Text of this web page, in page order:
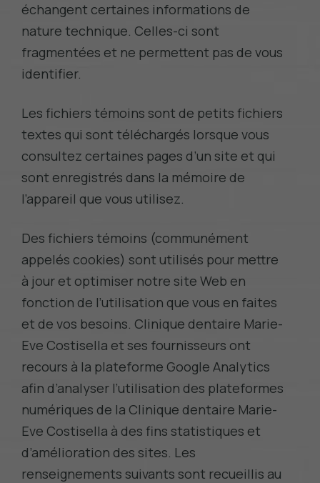
échangent certaines informations de
nature technique. Celles-ci sont
fragmentées et ne permettent pas de vous
identifier.
Les fichiers témoins sont de petits fichiers
textes qui sont téléchargés lorsque vous
consultez certaines pages d’un site et qui
sont enregistrés dans la mémoire de
l’appareil que vous utilisez.
Des fichiers témoins (communément
appelés cookies) sont utilisés pour mettre
à jour et optimiser notre site Web en
fonction de l’utilisation que vous en faites
et de vos besoins. Clinique dentaire Marie-
Eve Costisella et ses fournisseurs ont
recours à la plateforme Google Analytics
afin d’analyser l’utilisation des plateformes
numériques de la Clinique dentaire Marie-
Eve Costisella à des fins statistiques et
d’amélioration des sites. Les
renseignements suivants sont recueillis au